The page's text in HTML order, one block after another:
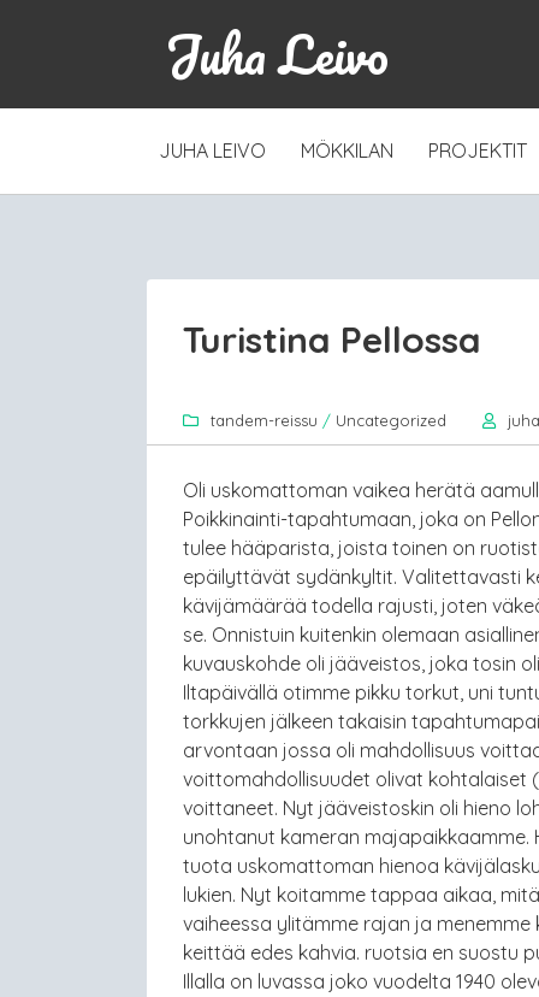
Juha Leivo
SKIP
JUHA LEIVO MÖKKILAN PROJEKTIT
Turistina Pellossa
tandem-reissu / Uncategorized juha
Oli uskomattoman vaikea herätä
Poikkinainti-tapahtumaan, joka on
tulee hääparista, joista toinen on
epäilyttävät sydänkyltit. Valitettavasti
kävijämäärää todella rajusti, joten
se. Onnistuin kuitenkin olemaan
kuvauskohde oli jääveistos, joka tosin
Iltapäivällä otimme pikku torkut, uni
torkkujen jälkeen takaisin
arvontaan jossa oli mahdollisuus
voittomahdollisuudet olivat
voittaneet. Nyt jääveistoskin oli hieno
unohtanut kameran majapaikkaamme.
tuota uskomattoman hienoa
lukien. Nyt koitamme tappaa aikaa,
vaiheessa ylitämme rajan ja
keittää edes kahvia. ruotsia en suostu
Illalla on luvassa joko vuodelta 1940